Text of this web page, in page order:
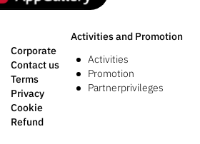
Activities and Promotion
Activities
Promotion
Partnerprivileges
Corporate
Contact us
Terms
Privacy
Cookie
Refund